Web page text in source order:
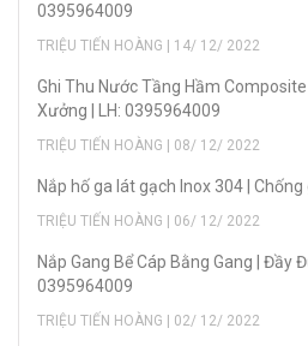
0395964009
TRIỆU TIẾN HOÀNG | 14/ 12/ 2022
Ghi Thu Nước Tầng Hầm
Xưởng | LH: 0395964009
TRIỆU TIẾN HOÀNG | 08/ 12/ 2022
Nắp hố ga lát gạch Inox 304 |
TRIỆU TIẾN HOÀNG | 06/ 12/ 2022
Nắp Gang Bể Cáp Bằng Gang | Đầy
0395964009
TRIỆU TIẾN HOÀNG | 02/ 12/ 2022